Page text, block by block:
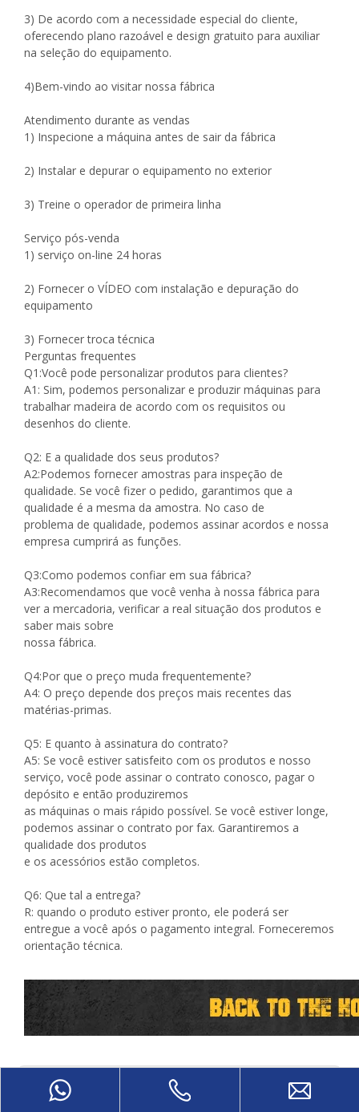
3) De acordo com a necessidade especial do cliente,
oferecendo plano razoável e design gratuito para auxiliar
na seleção do equipamento.
4)Bem-vindo ao visitar nossa fábrica
Atendimento durante as vendas
1) Inspecione a máquina antes de sair da fábrica
2) Instalar e depurar o equipamento no exterior
3) Treine o operador de primeira linha
Serviço pós-venda
1) serviço on-line 24 horas
2) Fornecer o VÍDEO com instalação e depuração do
equipamento
3) Fornecer troca técnica
Perguntas frequentes
Q1:Você pode personalizar produtos para clientes?
A1: Sim, podemos personalizar e produzir máquinas para
trabalhar madeira de acordo com os requisitos ou
desenhos do cliente.
Q2: E a qualidade dos seus produtos?
A2:Podemos fornecer amostras para inspeção de
qualidade. Se você fizer o pedido, garantimos que a
qualidade é a mesma da amostra. No caso de
problema de qualidade, podemos assinar acordos e nossa
empresa cumprirá as funções.
Q3:Como podemos confiar em sua fábrica?
A3:Recomendamos que você venha à nossa fábrica para
ver a mercadoria, verificar a real situação dos produtos e
saber mais sobre
nossa fábrica.
Q4:Por que o preço muda frequentemente?
A4: O preço depende dos preços mais recentes das
matérias-primas.
Q5: E quanto à assinatura do contrato?
A5: Se você estiver satisfeito com os produtos e nosso
serviço, você pode assinar o contrato conosco, pagar o
depósito e então produziremos
as máquinas o mais rápido possível. Se você estiver longe,
podemos assinar o contrato por fax. Garantiremos a
qualidade dos produtos
e os acessórios estão completos.
Q6: Que tal a entrega?
R: quando o produto estiver pronto, ele poderá ser
entregue a você após o pagamento integral. Forneceremos
orientação técnica.
em um: